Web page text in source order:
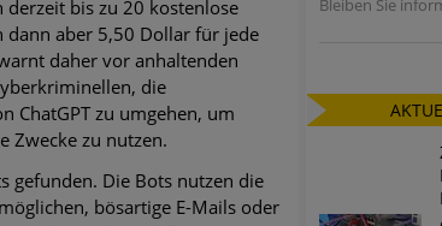
im Visier. Was hilft gegen Harpoon Whaling?
mit großen Markennamen – Amazon hat nun
LinkedIn: Unternehmen und Nutzer im Visier der
derzeit bis zu 20 kostenlose
dann aber 5,50 Dollar für jede
daher vor anhaltenden
die
ChatGPT zu umgehen, um
Zwecke zu nutzen.
gefunden. Die Bots nutzen die
bösartige E-Mails oder
Bleiben Sie